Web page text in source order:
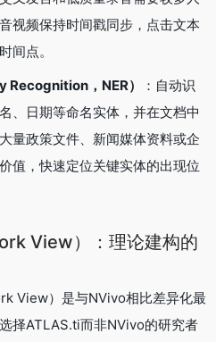
视频保持时间戳同步，点击文本
间点。
Recognition，NER）
：自动识
、日期等命名实体，并在文档中
量政策文件、新闻媒体资料或企
值，快速定位关键实体的出现位
View）：理论建构的
View）是与NVivo相比差异化最
择ATLAS.ti而非NVivo的研究者